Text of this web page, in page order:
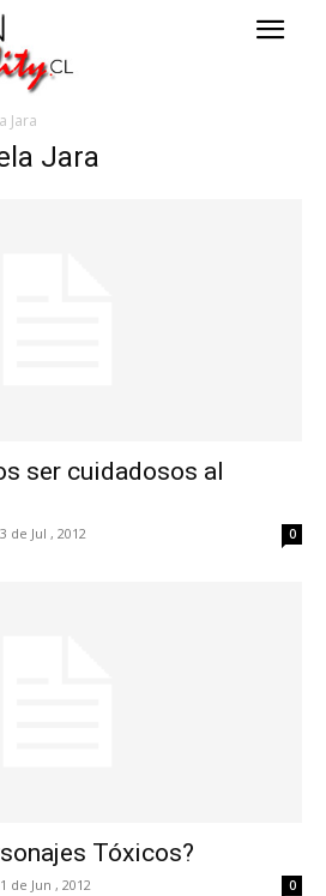
Jara
Jara
ser cuidadosos al
de Jul , 2012 0
Tóxicos?
de Jun , 2012 0